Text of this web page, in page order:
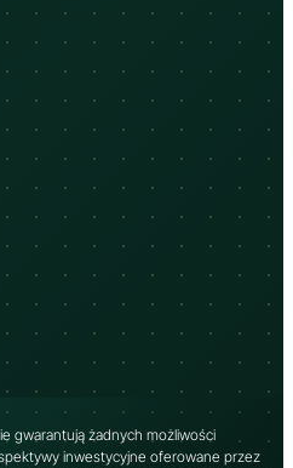
gwarantują żadnych możliwości
inwestycyjne oferowane przez